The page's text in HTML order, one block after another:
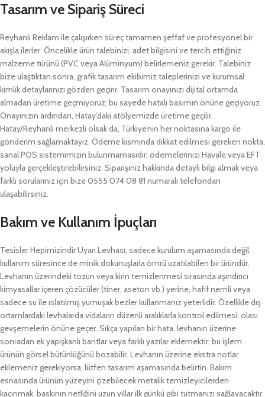
Tasarım ve Sipariş Süreci
Reyhanlı Reklam ile çalışırken süreç tamamen şeffaf ve profesyonel bir
akışla ilerler. Öncelikle ürün talebinizi, adet bilgisini ve tercih ettiğiniz
malzeme türünü (PVC veya Alüminyum) belirlemeniz gerekir. Talebiniz
bize ulaştıktan sonra, grafik tasarım ekibimiz taleplerinizi ve kurumsal
kimlik detaylarınızı gözden geçirir. Tasarım onayınızı dijital ortamda
almadan üretime geçmiyoruz; bu sayede hatalı basımın önüne geçiyoruz.
Onayınızın ardından, Hatay’daki atölyemizde üretime geçilir.
Hatay/Reyhanlı merkezli olsak da, Türkiye’nin her noktasına kargo ile
gönderim sağlamaktayız. Ödeme kısmında dikkat edilmesi gereken nokta,
sanal POS sistemimizin bulunmamasıdır; ödemelerinizi Havale veya EFT
yoluyla gerçekleştirebilirsiniz. Siparişiniz hakkında detaylı bilgi almak veya
farklı sorularınız için bize 0555 074 08 81 numaralı telefondan
ulaşabilirsiniz.
Bakım ve Kullanım İpuçları
Tesisler Hepimizindir Uyarı Levhası, sadece kurulum aşamasında değil,
kullanım süresince de minik dokunuşlarla ömrü uzatılabilen bir üründür.
Levhanın üzerindeki tozun veya kirin temizlenmesi sırasında aşındırıcı
kimyasallar içeren çözücüler (tiner, aseton vb.) yerine, hafif nemli veya
sadece su ile ıslatılmış yumuşak bezler kullanmanız yeterlidir. Özellikle dış
ortamlardaki levhalarda vidaların düzenli aralıklarla kontrol edilmesi, olası
gevşemelerin önüne geçer. Sıkça yapılan bir hata, levhanın üzerine
sonradan ek yapışkanlı bantlar veya farklı yazılar eklemektir; bu işlem
ürünün görsel bütünlüğünü bozabilir. Levhanın üzerine ekstra notlar
eklemeniz gerekiyorsa, lütfen tasarım aşamasında belirtin. Bakım
esnasında ürünün yüzeyini çizebilecek metalik temizleyicilerden
kaçınmak, baskının netliğini uzun yıllar ilk günkü gibi tutmanızı sağlayacaktır.